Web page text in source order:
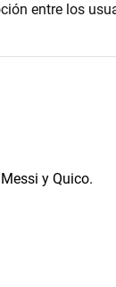
entre los